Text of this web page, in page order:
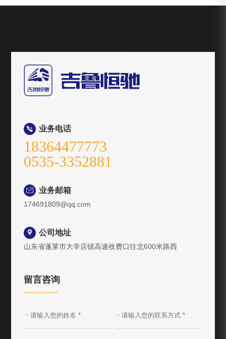
18364477773
0535-3352881
174691809@qq.com
山东省蓬莱市大辛店镇高速收费口往北600米路西